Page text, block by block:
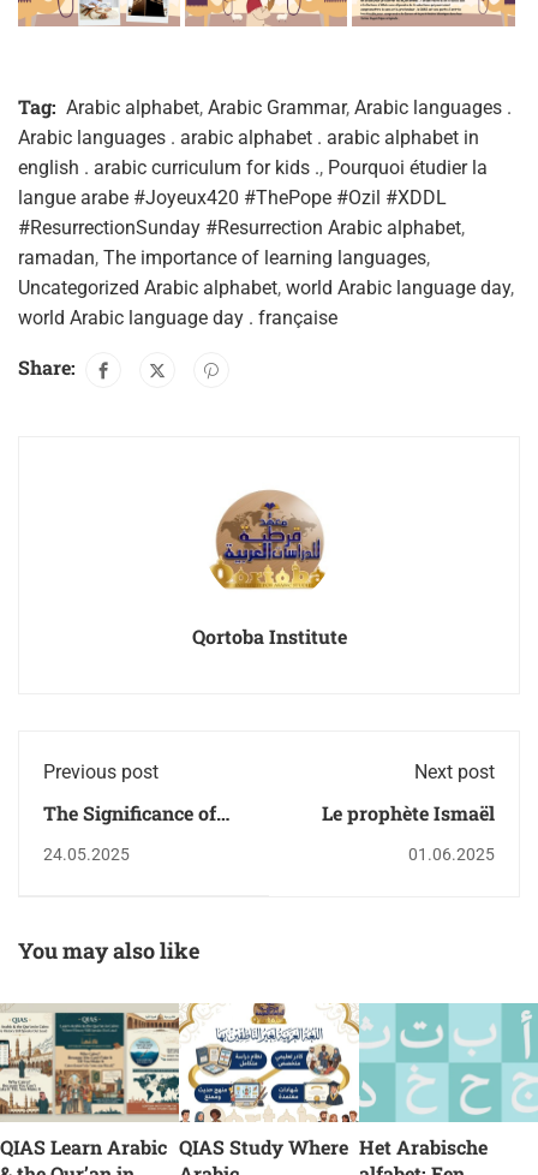
Tag: Arabic alphabet, Arabic Grammar, Arabic languages .
Arabic languages . arabic alphabet . arabic alphabet in
english . arabic curriculum for kids ., Pourquoi étudier la
langue arabe #Joyeux420 #ThePope #Ozil #XDDL
#ResurrectionSunday #Resurrection Arabic alphabet,
ramadan, The importance of learning languages,
Uncategorized Arabic alphabet, world Arabic language day,
world Arabic language day . française
Share:
Qortoba Institute
Previous post
The Significance of
Dhu al-
QIAS
24.05.2025
Next post
Le prophète Ismaël
01.06.2025
You may also like
QIAS Learn Arabic QIAS Study Where Het Arabische